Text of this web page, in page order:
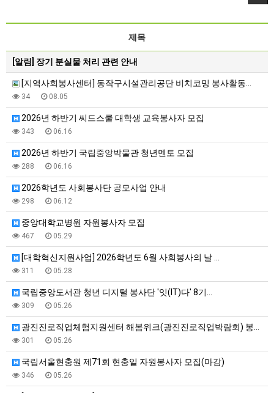
제목
[알림] 장기 분실물 처리 관련 안내
[지역사회봉사센터] 동작구시설관리공단 비치코밍 봉사활동…
34 08.05
2026년 하반기 씨드스쿨 대학생 교육봉사자 모집
343 06.16
2026년 하반기 국립중앙박물관 청년멘토 모집
288 06.16
2026학년도 사회봉사단 공모사업 안내
298 06.12
중앙대학교병원 자원봉사자 모집
467 05.29
[대학혁신지원사업] 2026학년도 6월 사회봉사의 날 …
311 05.28
국립중앙도서관 청년 디지털 봉사단 '잇(IT)다' 8기…
309 05.26
광진진로직업체험지원센터 해봄위크(광진진로직업박람회) 봉…
301 05.26
국립서울현충원 제71회 현충일 자원봉사자 모집(마감)
346 05.26